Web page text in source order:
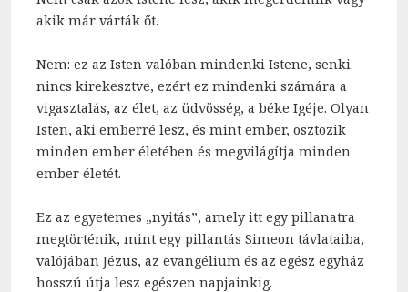
akik már várták őt.
Nem: ez az Isten valóban mindenki Istene, senki
nincs kirekesztve, ezért ez mindenki számára a
vigasztalás, az élet, az üdvösség, a béke Igéje. Olyan
Isten, aki emberré lesz, és mint ember, osztozik
minden ember életében és megvilágítja minden
ember életét.
Ez az egyetemes „nyitás”, amely itt egy pillanatra
megtörténik, mint egy pillantás Simeon távlataiba,
valójában Jézus, az evangélium és az egész egyház
hosszú útja lesz egészen napjainkig.